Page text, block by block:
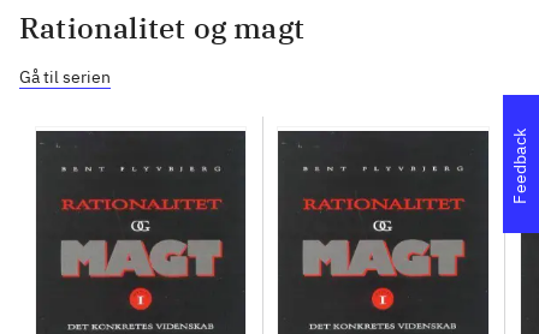
Rationalitet og magt
Gå til serien
Feedback